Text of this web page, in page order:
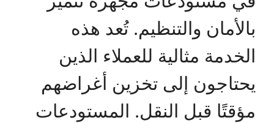
بالأمان والتنظيم. تُعد هذه
الخدمة مثالية للعملاء الذين
يحتاجون إلى تخزين أغراضهم
مؤقتًا قبل النقل. المستودعات